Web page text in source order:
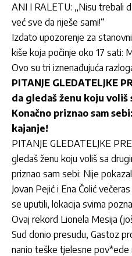
ANI I RALETU: „Nisu trebali
već sve da riješe sami!“
Izdato upozorenje za
kiše koja počinje oko 17 sati:
Ovo su tri iznenađujuća
PITANJE GLEDATELJKE
da gledaš ženu koju voliš
Konačno priznao sam
kajanje!
PITANJE GLEDATELJKE
gledaš ženu koju voliš sa
priznao sam sebi: Nije
Jovan Pejić i Ena Čolić
se uputili, lokacija svima
Ovaj rekord Lionela Mesija
Sud donio presudu, Gastoz
nanio teške tjelesne pov*ede